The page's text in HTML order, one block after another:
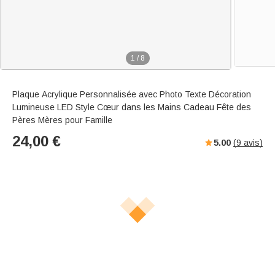
1 / 8
Plaque Acrylique Personnalisée avec Photo Texte Décoration
Lumineuse LED Style Cœur dans les Mains Cadeau Fête des
Pères Mères pour Famille
24,00 € 5.00 (9 avis)